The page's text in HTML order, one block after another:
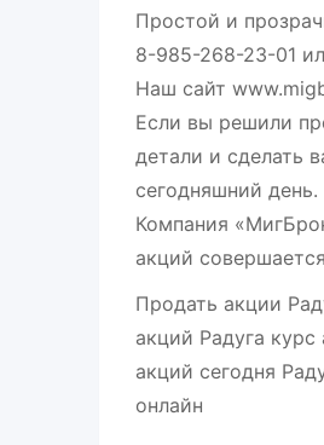
Простой и
8-985-268-23-01
Наш сайт
Если вы решили
детали и сделать
сегодняшний день.
Компания
акций
Продать акции
акций Радуга
акций сегодня
онлайн